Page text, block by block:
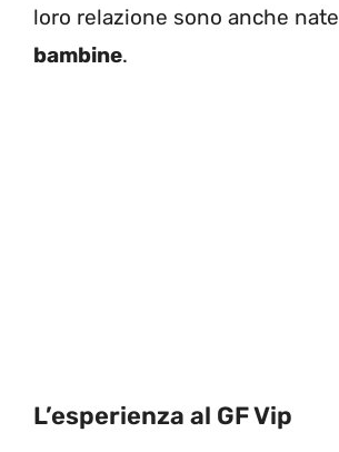
loro relazione sono anche nate
bambine.
L’esperienza al GF Vip